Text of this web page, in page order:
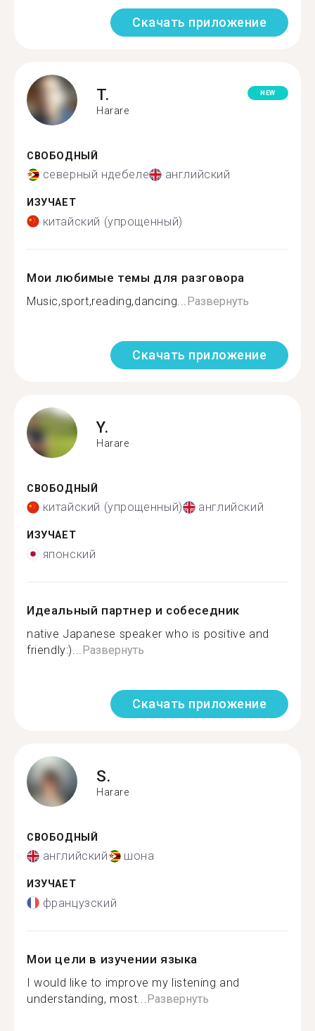
Скачать приложение
T.
Harare
NEW
СВОБОДНЫЙ
северный ндебеле английский
ИЗУЧАЕТ
китайский (упрощенный)
Мои любимые темы для разговора
Music,sport,reading,dancing... Развернуть
Скачать приложение
Y.
Harare
СВОБОДНЫЙ
китайский (упрощенный) английский
ИЗУЧАЕТ
японский
Идеальный партнер и собеседник
native Japanese speaker who is positive and
friendly:)... Развернуть
Скачать приложение
S.
Harare
СВОБОДНЫЙ
английский шона
ИЗУЧАЕТ
французский
Мои цели в изучении языка
I would like to improve my listening and
understanding, most... Развернуть